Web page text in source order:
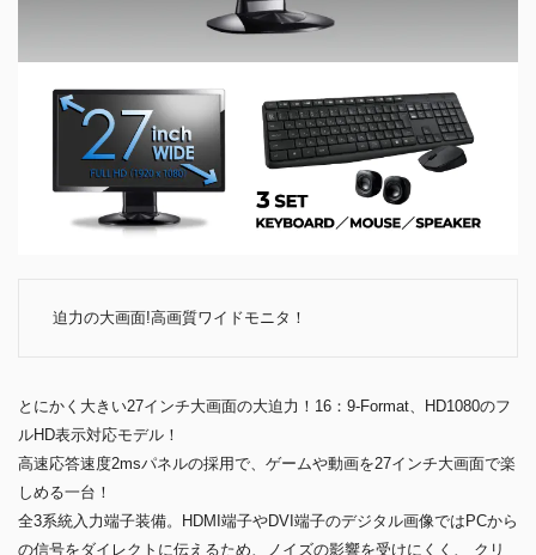
迫力の大画面!高画質ワイドモニタ！
とにかく大きい27インチ大画面の大迫力！16：9-Format、HD1080のフ
ルHD表示対応モデル！
高速応答速度2msパネルの採用で、ゲームや動画を27インチ大画面で楽
しめる一台！
全3系統入力端子装備。HDMI端子やDVI端子のデジタル画像ではPCから
の信号をダイレクトに伝えるため、ノイズの影響を受けにくく、 クリ